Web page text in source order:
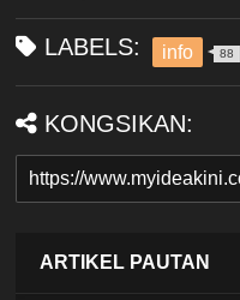
LABELS: info 88
KONGSIKAN:
ARTIKEL PAUTAN